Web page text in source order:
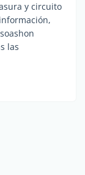
y circuito
las